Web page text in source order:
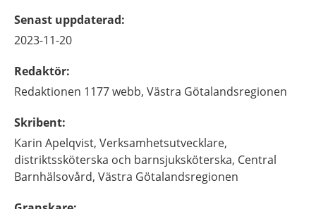
Senast uppdaterad:
2023-11-20
Redaktör:
Redaktionen 1177 webb, Västra Götalandsregionen
Skribent:
Karin Apelqvist, Verksamhetsutvecklare,
distriktssköterska och barnsjuksköterska, Central
Barnhälsovård, Västra Götalandsregionen